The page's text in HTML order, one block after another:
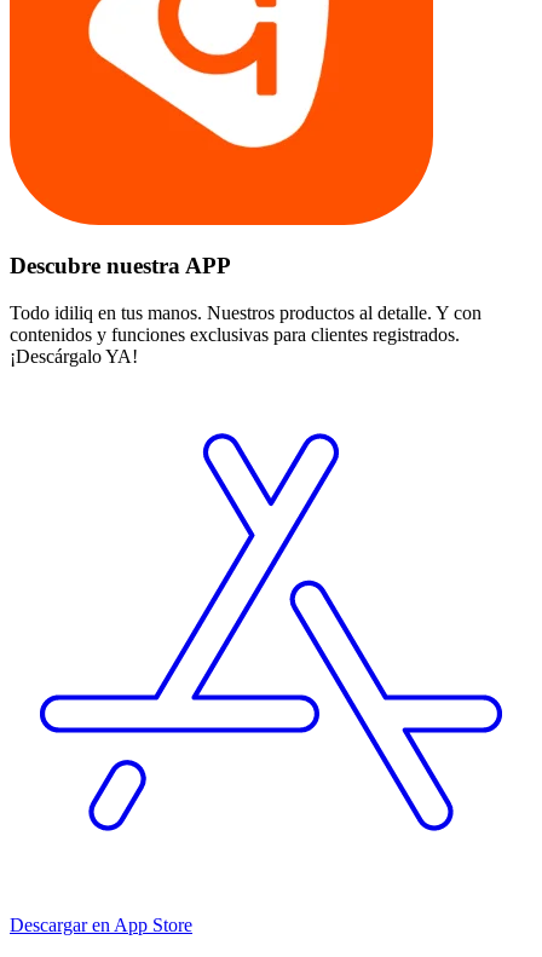
Descubre nuestra APP
Todo idiliq en tus manos. Nuestros productos al detalle. Y con
contenidos y funciones exclusivas para clientes registrados.
¡Descárgalo YA!
Descargar en App Store